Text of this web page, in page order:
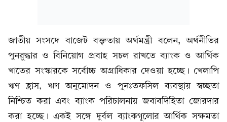
জাতীয় সংসদে বাজেট বক্তৃতায় অর্থমন্ত্রী বলেন, অর্থনীতির
পুনরুদ্ধার ও বিনিয়োগ প্রবাহ সচল রাখতে ব্যাংক ও আর্থিক
খাতের সংস্কারকে সর্বোচ্চ অগ্রাধিকার দেওয়া হচ্ছে। খেলাপি
ঋণ হ্রাস, ঋণ অনুমোদন ও পুনঃতফসিল ব্যবস্থায় স্বচ্ছতা
নিশ্চিত করা এবং ব্যাংক পরিচালনায় জবাবদিহিতা জোরদার
করা হচ্ছে। একই সঙ্গে দুর্বল ব্যাংকগুলোর আর্থিক সক্ষমতা